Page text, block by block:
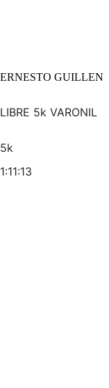
ERNESTO GUILLEN
LIBRE 5k VARONIL
5k
1:11:13